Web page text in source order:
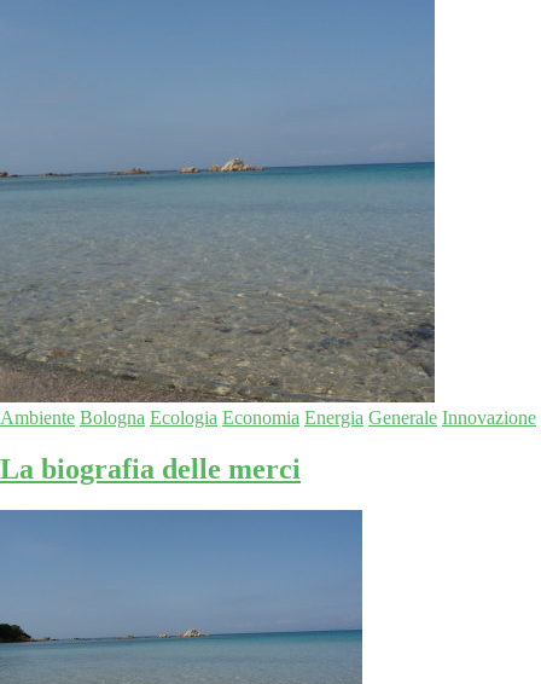
Ambiente Bologna Ecologia Economia Energia Generale Innovazione
La biografia delle merci